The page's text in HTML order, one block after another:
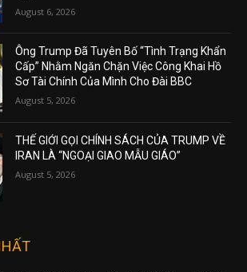
August 6, 2026
Ông Trump Đã Tuyên Bố “Tình Trạng Khẩn
Cấp” Nhằm Ngăn Chặn Việc Công Khai Hồ
Sơ Tài Chính Của Mình Cho Đài BBC
August 5, 2026
THẾ GIỚI GỌI CHÍNH SÁCH CỦA TRUMP VỀ
IRAN LÀ “NGOẠI GIAO MẪU GIÁO”
August 5, 2026